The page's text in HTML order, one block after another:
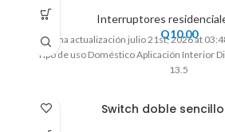
Interruptores
Q10.00
Ultima actualización julio 21st, 2026 at
Tipo de uso Doméstico Aplicación Interior
13.5
Switch doble